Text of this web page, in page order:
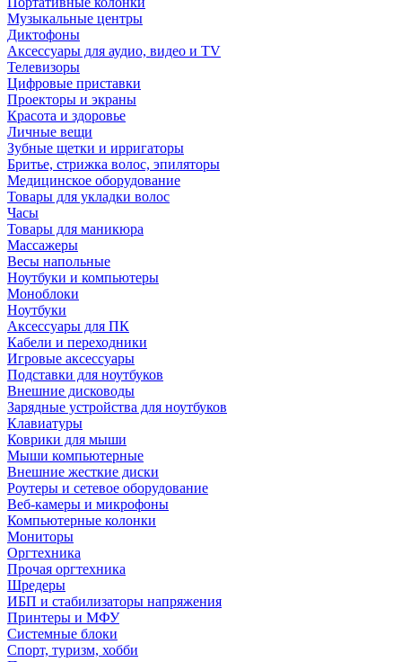
Музыкальные центры
Диктофоны
Аксессуары для аудио, видео и TV
Телевизоры
Цифровые приставки
Проекторы и экраны
Красота и здоровье
Личные вещи
Зубные щетки и ирригаторы
Бритье, стрижка волос, эпиляторы
Медицинское оборудование
Товары для укладки волос
Часы
Товары для маникюра
Массажеры
Весы напольные
Ноутбуки и компьютеры
Моноблоки
Ноутбуки
Аксессуары для ПК
Кабели и переходники
Игровые аксессуары
Подставки для ноутбуков
Внешние дисководы
Зарядные устройства для ноутбуков
Клавиатуры
Коврики для мыши
Мыши компьютерные
Внешние жесткие диски
Роутеры и сетевое оборудование
Веб-камеры и микрофоны
Компьютерные колонки
Мониторы
Оргтехника
Прочая оргтехника
Шредеры
ИБП и стабилизаторы напряжения
Принтеры и МФУ
Системные блоки
Спорт, туризм, хобби